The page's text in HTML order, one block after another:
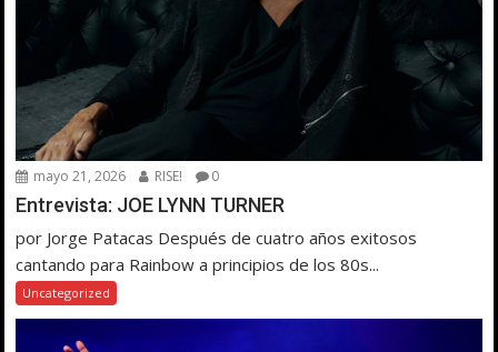
mayo 21, 2026 RISE! 0
Entrevista: JOE LYNN TURNER
por Jorge Patacas Después de cuatro años exitosos
cantando para Rainbow a principios de los 80s...
Uncategorized